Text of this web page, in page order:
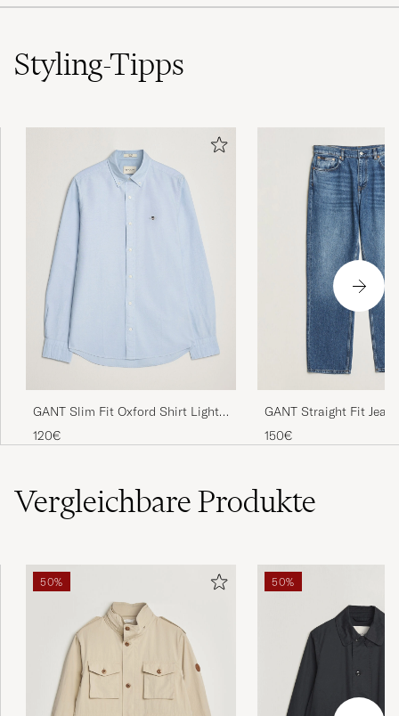
Styling-Tipps
GANT Slim Fit Oxford Shirt Light
Blue
120€
GANT Straight Fit
Worn In
150€
VergleichbareProdukte
50% 50%